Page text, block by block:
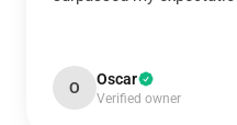
O Oscar
Verified owner